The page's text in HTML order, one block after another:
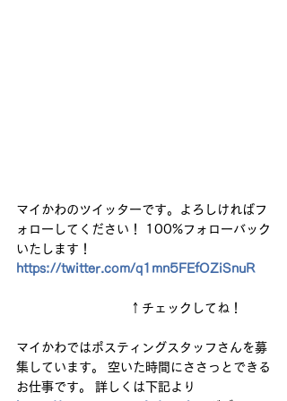
マイかわのツイッターです。よろしければフ
ォローしてください！ 100%フォローバック
いたします！
https://twitter.com/q1mn5FEfOZiSnuR
↑チェックしてね！
マイかわではポスティングスタッフさんを募
集しています。 空いた時間にささっとできる
お仕事です。 詳しくは下記より